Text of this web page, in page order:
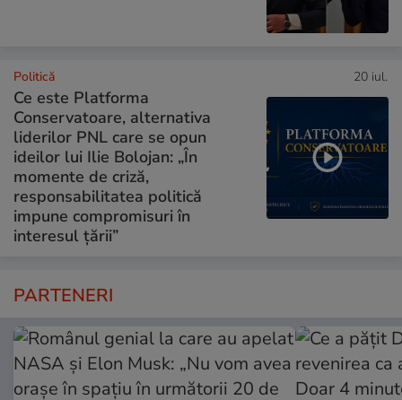
Politică 20 iul.
Ce este Platforma
Conservatoare, alternativa
liderilor PNL care se opun
ideilor lui Ilie Bolojan: „În
momente de criză,
responsabilitatea politică
impune compromisuri în
interesul țării”
PARTENERI